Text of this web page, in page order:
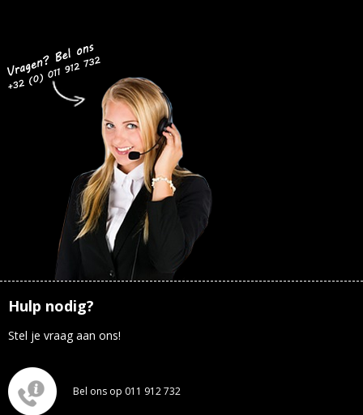
Hulp nodig?
Stel je vraag aan ons!
Bel ons op 011 912 732